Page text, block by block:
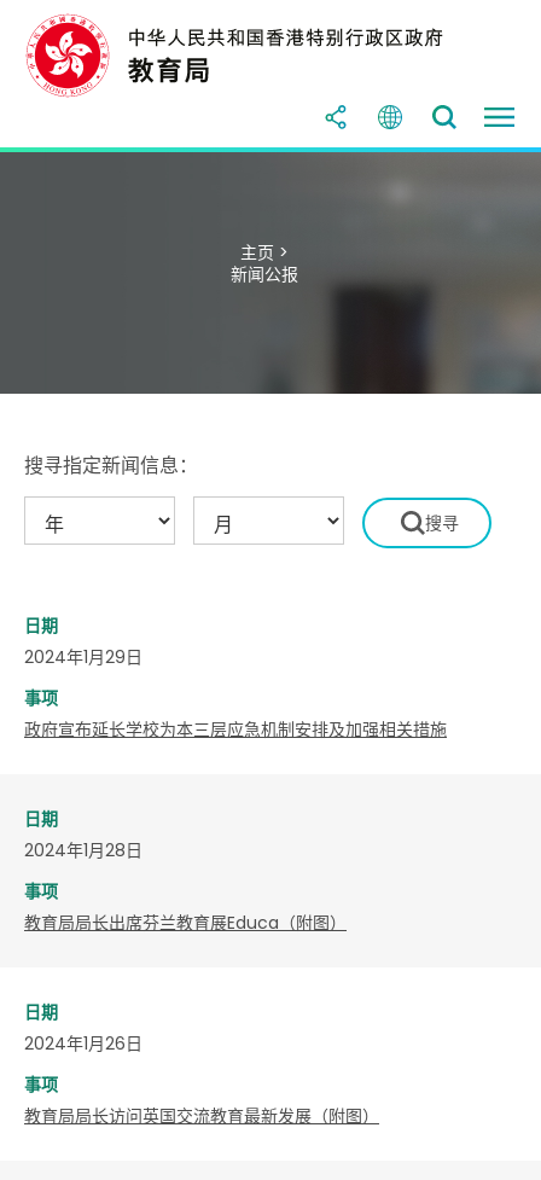
主页 >
新闻公报
搜寻指定新闻信息：
日期
2024年1月29日
事项
政府宣布延长学校为本三层应急机制安排及加强相关措施
日期
2024年1月28日
事项
​教育局局长出席芬兰教育展Educa（附图）
日期
2024年1月26日
事项
教育局局长访问英国交流教育最新发展（附图）